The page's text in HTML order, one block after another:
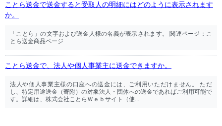
ことら送金で送金すると受取人の明細にはどのように表示されます
か。
「ことら」の文字および送金人様の名義が表示されます。 関連ページ：こ
とら送金商品ページ
ことら送金で、法人や個人事業主に送金できますか。
法人や個人事業主様の口座への送金には、ご利用いただけません。 ただ
し、特定用途送金（寄附）の対象法人・団体への送金であればご利用可能で
す。詳細は、株式会社ことらＷｅｂサイト（使...